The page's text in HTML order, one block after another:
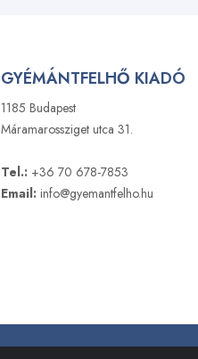
GYÉMÁNTFELHŐ KIADÓ
1185 Budapest
Máramarossziget utca 31.
Tel.: +36 70 678-7853
Email: info@gyemantfelho.hu